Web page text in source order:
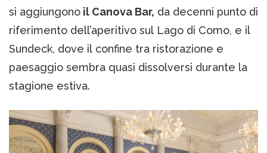
si aggiungono il Canova Bar, da decenni punto di
riferimento dell’aperitivo sul Lago di Como, e il
Sundeck, dove il confine tra ristorazione e
paesaggio sembra quasi dissolversi durante la
stagione estiva.